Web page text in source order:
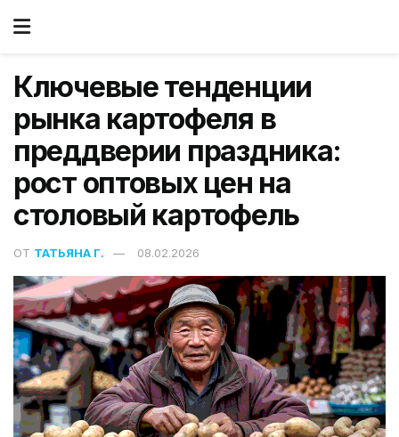
Ключевые тенденции
рынка картофеля в
преддверии праздника:
рост оптовых цен на
столовый картофель
ОТ ТАТЬЯНА Г. 08.02.2026